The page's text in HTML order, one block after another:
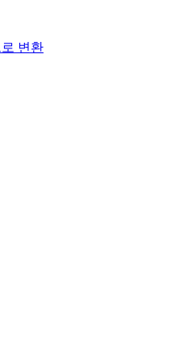
변환